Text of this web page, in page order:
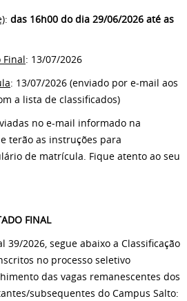
: das 16h00 do dia 29/06/2026 até as
Final: 13/07/2026
: 13/07/2026 (enviado por e-mail aos
a lista de classificados)
no e-mail informado na
terão as instruções para
de matrícula. Fique atento ao seu
FINAL
39/2026, segue abaixo a Classificação
no processo seletivo
das vagas remanescentes dos
subsequentes do Campus Salto: